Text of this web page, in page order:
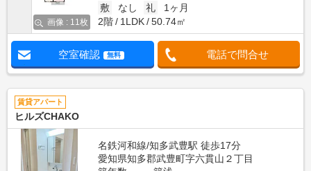
画像 : 11枚
敷
なし 礼
1ヶ月
2階
1LDK 50.74㎡
空室確認 無料 電話で問合せ
賃貸アパート
ヒルズCHAKO
名鉄河和線/知多武豊駅 徒歩17分
愛知県知多郡武豊町字六貫山２丁目